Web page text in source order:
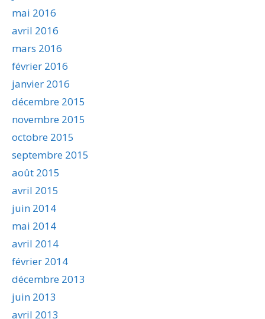
mai 2016
avril 2016
mars 2016
février 2016
janvier 2016
décembre 2015
novembre 2015
octobre 2015
septembre 2015
août 2015
avril 2015
juin 2014
mai 2014
avril 2014
février 2014
décembre 2013
juin 2013
avril 2013